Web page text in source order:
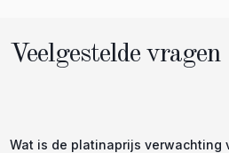
Veelgestelde vragen
Wat is de platinaprijs verwachting